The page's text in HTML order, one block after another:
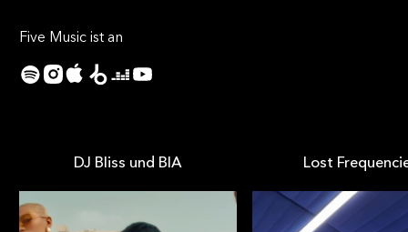
Five Music ist an
DJ Bliss und BIA Lost